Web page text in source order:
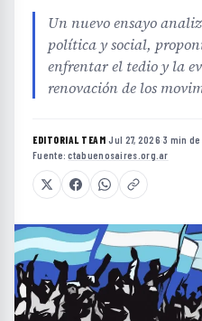
Un nuevo ensayo
política y social,
enfrentar el tedio y la
renovación de los
EDITORIAL TEAM·Jul 27, 2026·3 min
Fuente:ctabuenosaires.org.ar